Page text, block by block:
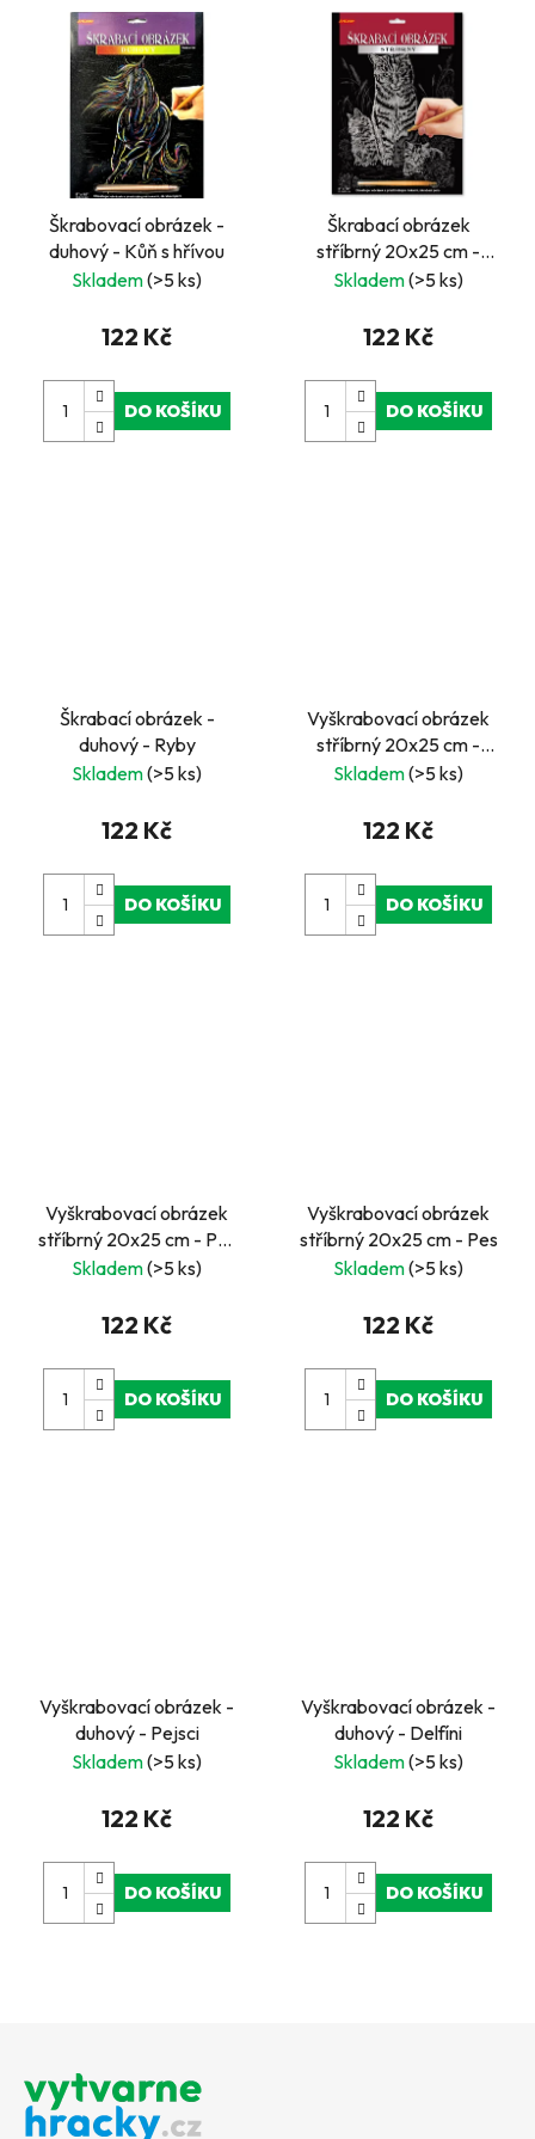
Škrabovací obrázek -
duhový - Kůň s hřívou
Skladem(>5 ks)
122 Kč
DO KOŠÍKU
Škrabací obrázek
stříbrný 20x25 cm -
Kočka s koťaty
Skladem(>5 ks)
122 Kč
DO KOŠÍKU
Škrabací obrázek -
duhový - Ryby
Skladem(>5 ks)
122 Kč
DO KOŠÍKU
Vyškrabovací obrázek
stříbrný 20x25 cm -
Kočka
Skladem(>5 ks)
122 Kč
DO KOŠÍKU
Vyškrabovací obrázek
stříbrný 20x25 cm - Pes
a kočka
Skladem(>5 ks)
122 Kč
DO KOŠÍKU
Vyškrabovací obrázek
stříbrný 20x25 cm - Pes
Skladem(>5 ks)
122 Kč
DO KOŠÍKU
Vyškrabovací obrázek -
duhový - Pejsci
Skladem(>5 ks)
122 Kč
DO KOŠÍKU
Vyškrabovací obrázek -
duhový - Delfíni
Skladem(>5 ks)
122 Kč
DO KOŠÍKU